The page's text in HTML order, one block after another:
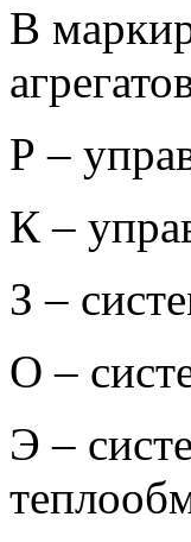
В
Р –
К –
З –
О –
Э –